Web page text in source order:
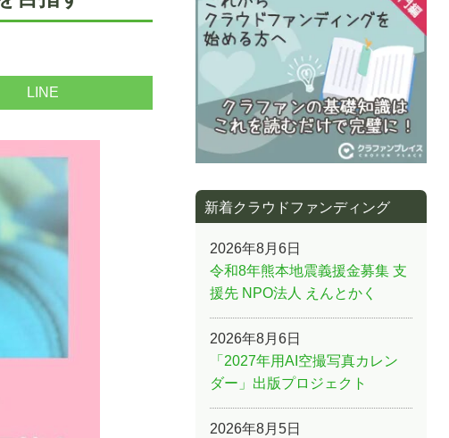
LINE
新着クラウドファンディング
2026年8月6日
令和8年熊本地震義援金募集 支
援先 NPO法人 えんとかく
2026年8月6日
「2027年用AI空撮写真カレン
ダー」出版プロジェクト
2026年8月5日